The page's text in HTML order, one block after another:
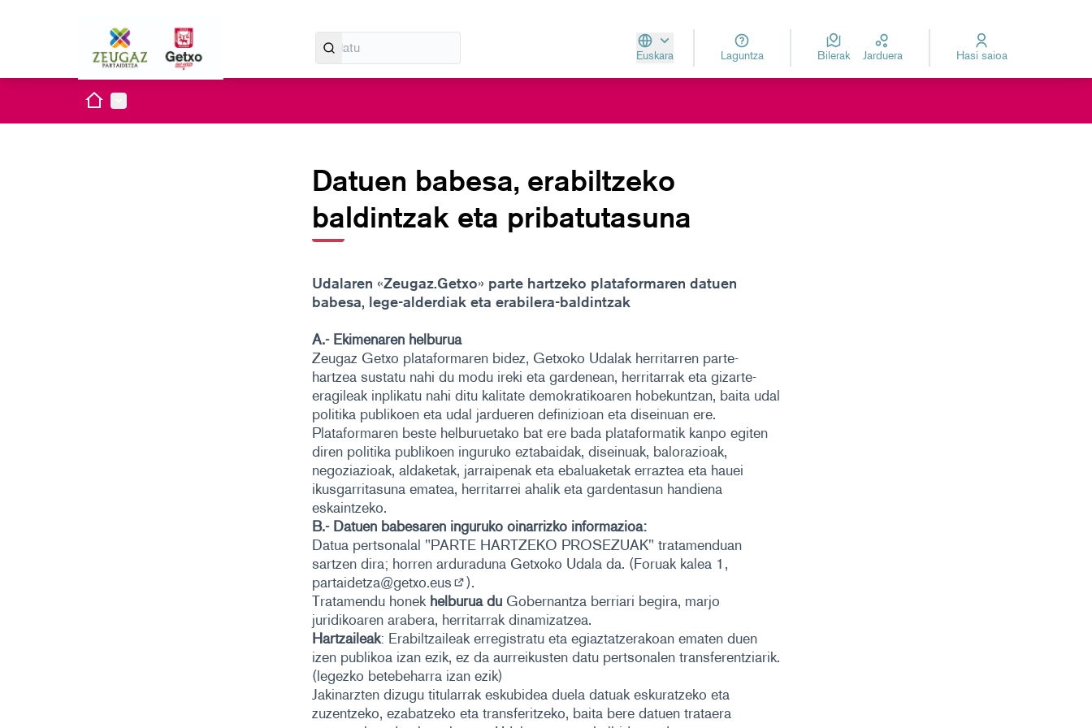
Euskara
Aukeratu hizkuntzaElegir el idioma
Laguntza Bilerak Jarduera Hasi saioa
HasieraMenu nagusia
Datuen babesa, erabiltzeko
baldintzak eta pribatutasuna
Udalaren «Zeugaz.Getxo» parte hartzeko plataformaren datuen
babesa, lege-alderdiak eta erabilera-baldintzak
A.- Ekimenaren helburua
Zeugaz Getxo plataformaren bidez, Getxoko Udalak herritarren parte-
hartzea sustatu nahi du modu ireki eta gardenean, herritarrak eta gizarte-
eragileak inplikatu nahi ditu kalitate demokratikoaren hobekuntzan, baita udal
politika publikoen eta udal jardueren definizioan eta diseinuan ere.
Plataformaren beste helburuetako bat ere bada plataformatik kanpo egiten
diren politika publikoen inguruko eztabaidak, diseinuak, balorazioak,
negoziazioak, aldaketak, jarraipenak eta ebaluaketak erraztea eta hauei
ikusgarritasuna ematea, herritarrei ahalik eta gardentasun handiena
eskaintzeko.
B.- Datuen babesaren inguruko oinarrizko informazioa:
Datua pertsonalal "PARTE HARTZEKO PROSEZUAK" tratamenduan
sartzen dira; horren arduraduna Getxoko Udala da. (Foruak kalea 1,
partaidetza@getxo.eus
(Ireki beste fitxa batean)
).
Tratamendu honek helburua du Gobernantza berriari begira, marjo
juridikoaren arabera, herritarrak dinamizatzea.
Hartzaileak: Erabiltzaileak erregistratu eta egiaztatzerakoan ematen duen
izen publikoa izan ezik, ez da aurreikusten datu pertsonalen transferentziarik.
(legezko betebeharra izan ezik)
Jakinarzten dizugu titularrak eskubidea duela datuak eskuratzeko eta
zuzentzeko, ezabatzeko eta transferitzeko, baita bere datuen trataera